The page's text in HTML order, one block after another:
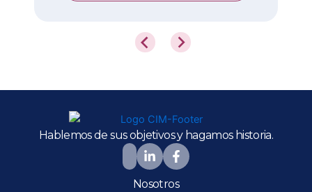
Hablemos de sus objetivos y hagamos historia.
Nosotros